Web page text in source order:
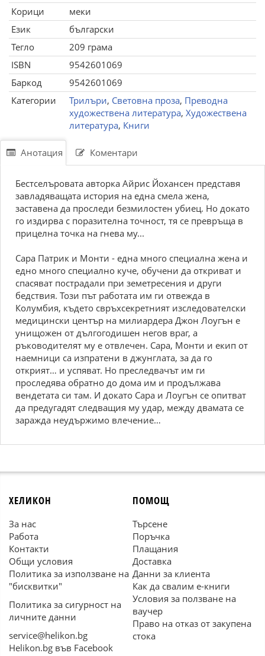
Корици
меки
Език
български
Тегло
209 грама
ISBN
9542601069
Баркод
9542601069
Категории
Трилъри, Световна проза, Преводна
художествена литература, Художествена
литература, Книги
Анотация Коментари
Бестселъровата авторка Айрис Йохансен представя
завладяващата история на една смела жена,
заставена да проследи безмилостен убиец. Но докато
го издирва с поразителна точност, тя се превръща в
прицелна точка на гнева му...
Сара Патрик и Монти - една много специална жена и
едно много специално куче, обучени да откриват и
спасяват пострадали при земетресения и други
бедствия. Този път работата им ги отвежда в
Колумбия, където свръхсекретният изследователски
медицински център на милиардера Джон Лоугън е
унищожен от дългогодишен негов враг, а
ръководителят му е отвлечен. Сара, Монти и екип от
наемници са изпратени в джунглата, за да го
открият… и успяват. Но преследвачът им ги
проследява обратно до дома им и продължава
вендетата си там. И докато Сара и Лоугън се опитват
да предугадят следващия му удар, между двамата се
заражда неудържимо влечение…
ХЕЛИКОН
За нас
Работа
Контакти
Общи условия
Политика за използване на
"бисквитки"
Политика за сигурност на
личните данни
service@helikon.bg
Helikon.bg във Facebook
ПОМОЩ
Търсене
Поръчка
Плащания
Доставка
Данни за клиента
Как да свалим е-книги
Условия за ползване на
ваучер
Право на отказ от закупена
стока